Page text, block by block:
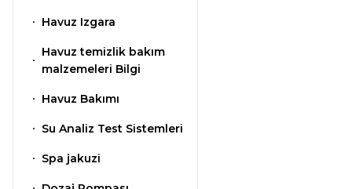
Kostik
Boru Fittings
Havuz Izgara
Havuz temizlik bakım
malzemeleri Bilgi
Havuz Bakımı
Su Analiz Test Sistemleri
Spa jakuzi